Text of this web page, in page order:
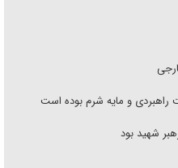
راهبردی و مایه شرم بوده است
شهید بود